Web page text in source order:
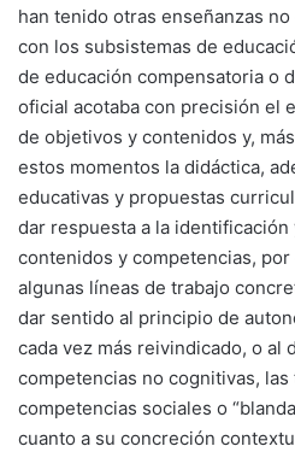
han tenido otras enseñanzas
con los subsistemas de
de educación compensatoria o
oficial acotaba con precisión el
de objetivos y contenidos y,
estos momentos la didáctica,
educativas y propuestas
dar respuesta a la
contenidos y competencias,
algunas líneas de trabajo
dar sentido al principio de
cada vez más reivindicado, o al
competencias no cognitivas, las
competencias sociales o
cuanto a su concreción